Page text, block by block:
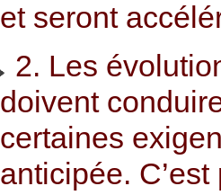
et seront
2. Les
doivent
certaines
anticipée.